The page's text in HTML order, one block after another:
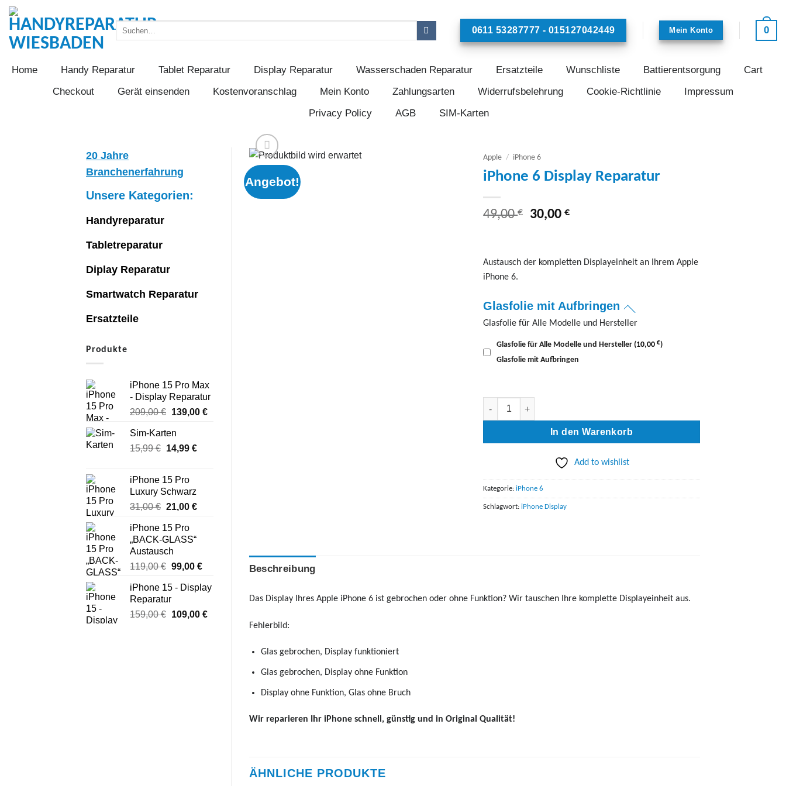
Zum
Inhalt
springen
0611 53287777 - 015127042449 Mein Konto 0
Home Handy Reparatur Tablet Reparatur Display Reparatur Wasserschaden Reparatur Ersatzteile Wunschliste Battierentsorgung
Cart
Checkout
Gerät einsenden Kostenvoranschlag Mein Konto Zahlungsarten Widerrufsbelehrung Cookie-Richtlinie
Impressum
Privacy Policy
AGB SIM-Karten
20 Jahre
Branchenerfahrung
Unsere Kategorien:
Handyreparatur
Tabletreparatur
Diplay Reparatur
Smartwatch Reparatur
Ersatzteile
Produkte
iPhone 15 Pro Max
- Display Reparatur
209,00€ Ursprünglicher
war:
209,00 €
139,00 €Aktueller
Sim-Karten
15,99€ Ursprünglicher
15,99 €
14,99 €Aktueller
iPhone 15 Pro
Luxury Schwarz
31,00€ Ursprünglicher
war:
31,00 €
21,00 €Aktueller
iPhone 15 Pro
„BACK-GLASS“
Austausch
119,00€ Ursprünglicher
war:
99,00 €Aktueller
ist:
iPhone 15 - Display
Reparatur
159,00€ Ursprünglicher
109,00 €Aktueller
Angebot!
Apple / iPhone 6
iPhone 6 Display Reparatur
49,00€
Ursprünglicher
49,00 €
30,00€Aktueller
30,00 €.
Austausch der kompletten Displayeinheit an Ihrem Apple
iPhone 6.
Glasfolie mit Aufbringen
Glasfolie für Alle Modelle und Hersteller
Glasfolie für Alle Modelle und Hersteller (10,00€)
Glasfolie mit Aufbringen
iPhone 6 Display Reparatur Menge
In den Warenkorb
Add to wishlist
Kategorie:iPhone 6
Schlagwort:iPhone Display
Beschreibung
Das Display Ihres Apple iPhone 6 ist gebrochen oder ohne Funktion? Wir tauschen Ihre komplette Displayeinheit aus.
Fehlerbild:
Glas gebrochen, Display funktioniert
Glas gebrochen, Display ohne Funktion
Display ohne Funktion, Glas ohne Bruch
Wir reparieren Ihr iPhone schnell, günstig und in Original Qualität!
ÄHNLICHE PRODUKTE